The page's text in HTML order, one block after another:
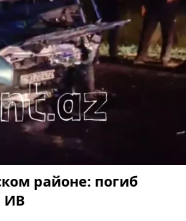
районе: погиб
ИВ